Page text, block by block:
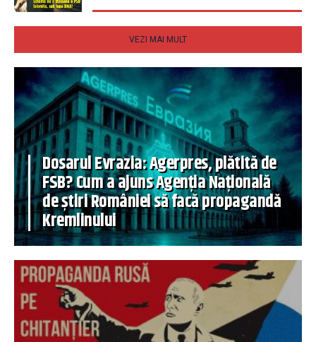
VEZI MAI MULT
Dosarul Evrazia: Agerpres, plătită de
FSB? Cum a ajuns Agenția Națională
de știri României să facă propagandă
Kremlinului